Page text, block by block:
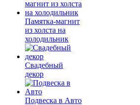
Памятка-магнит
из холста на
холодильник
Свадебный
декор
Подвеска в Авто